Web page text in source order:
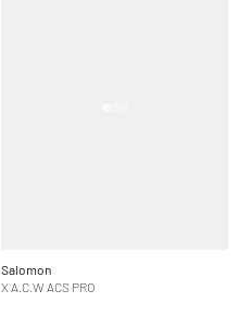
Salomon
X A.C.W ACS PRO